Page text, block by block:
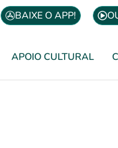
BAIXE O APP!
APOIO CULTURAL